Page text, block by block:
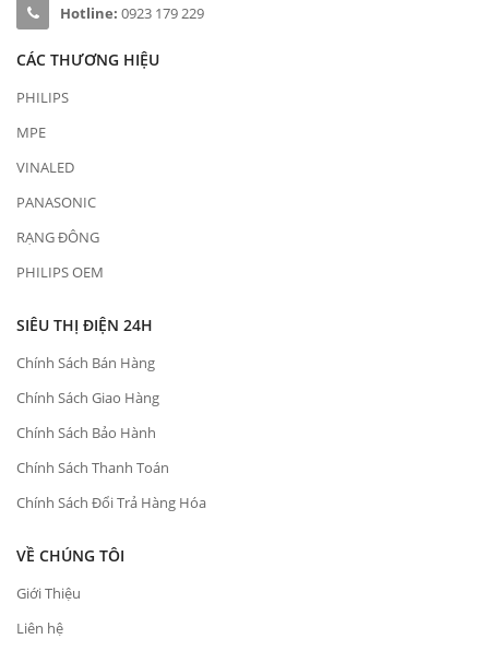
Hotline: 0923 179 229
CÁC THƯƠNG HIỆU
PHILIPS
MPE
VINALED
PANASONIC
RẠNG ĐÔNG
PHILIPS OEM
SIÊU THỊ ĐIỆN 24H
Chính Sách Bán Hàng
Chính Sách Giao Hàng
Chính Sách Bảo Hành
Chính Sách Thanh Toán
Chính Sách Đổi Trả Hàng Hóa
VỀ CHÚNG TÔI
Giới Thiệu
Liên hệ